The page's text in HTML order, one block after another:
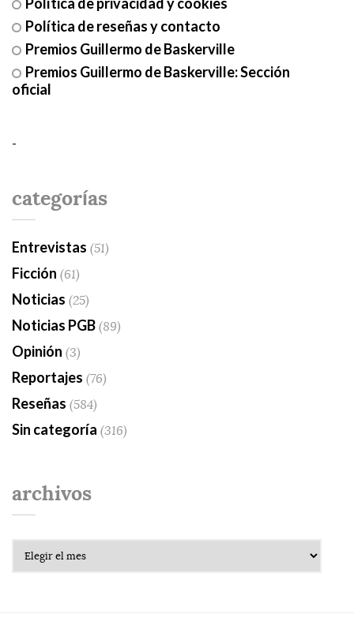
Política de reseñas y contacto
Premios Guillermo de Baskerville
Premios Guillermo de Baskerville: Sección
oficial
-
categorías
Entrevistas (51)
Ficción (61)
Noticias (25)
Noticias PGB(89)
Opinión (3)
Reportajes (76)
Reseñas (584)
Sin categoría (316)
archivos